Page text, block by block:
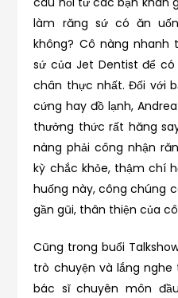
làm răng sứ có ăn
không? Cô nàng
sứ của Jet Dentist để
chân thực nhất. Đối với
cứng hay đồ lạnh,
thưởng thức rất hăng
nàng phải công nhận
kỳ chắc khỏe, thậm chí
huống này, công chúng
gần gũi, thân thiện của
Cũng trong buổi
trò chuyện và lắng
bác sĩ chuyên môn